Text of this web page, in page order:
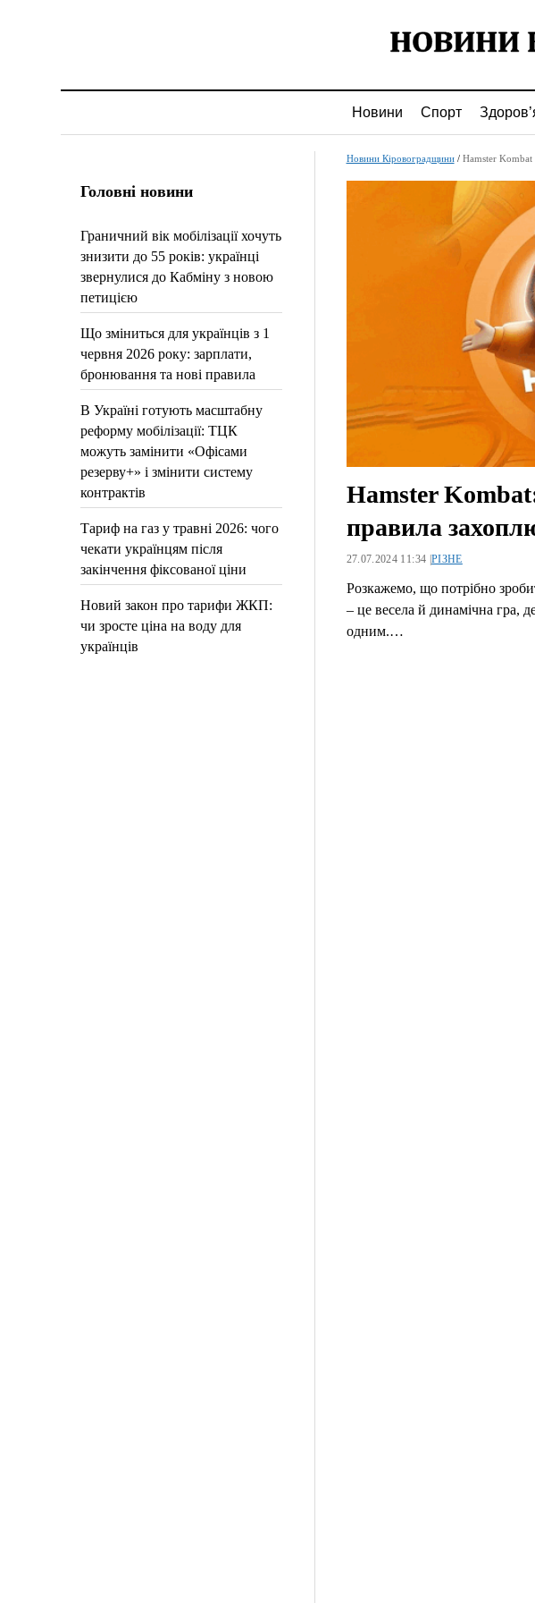
Новини Спорт
Головні новини
Граничний вік мобілізації хочуть
знизити до 55 років: українці
звернулися до Кабміну з новою
петицією
Що зміниться для українців з 1
червня 2026 року: зарплати,
бронювання та нові правила
В Україні готують масштабну
реформу мобілізації: ТЦК
можуть замінити «Офісами
резерву+» і змінити систему
контрактів
Тариф на газ у травні 2026: чого
чекати українцям після
закінчення фіксованої ціни
Новий закон про тарифи ЖКП:
чи зросте ціна на воду для
українців
Новини Кіровоградщини/ Hamster Kombat
Hamster
правила
27.07.2024 11:34 |РІЗНЕ
Розкажемо, що потрібно
– це весела й динамічна гра,
одним.…